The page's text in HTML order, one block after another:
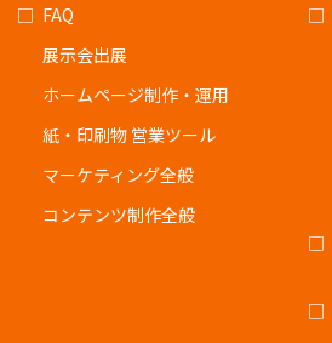
FAQ
展示会出展
ホームページ制作・運用
紙・印刷物 営業ツール
マーケティング全般
コンテンツ制作全般